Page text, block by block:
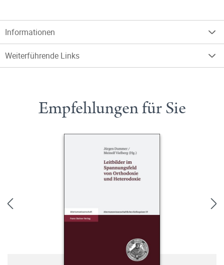
Informationen
Weiterführende Links
Empfehlungen für Sie